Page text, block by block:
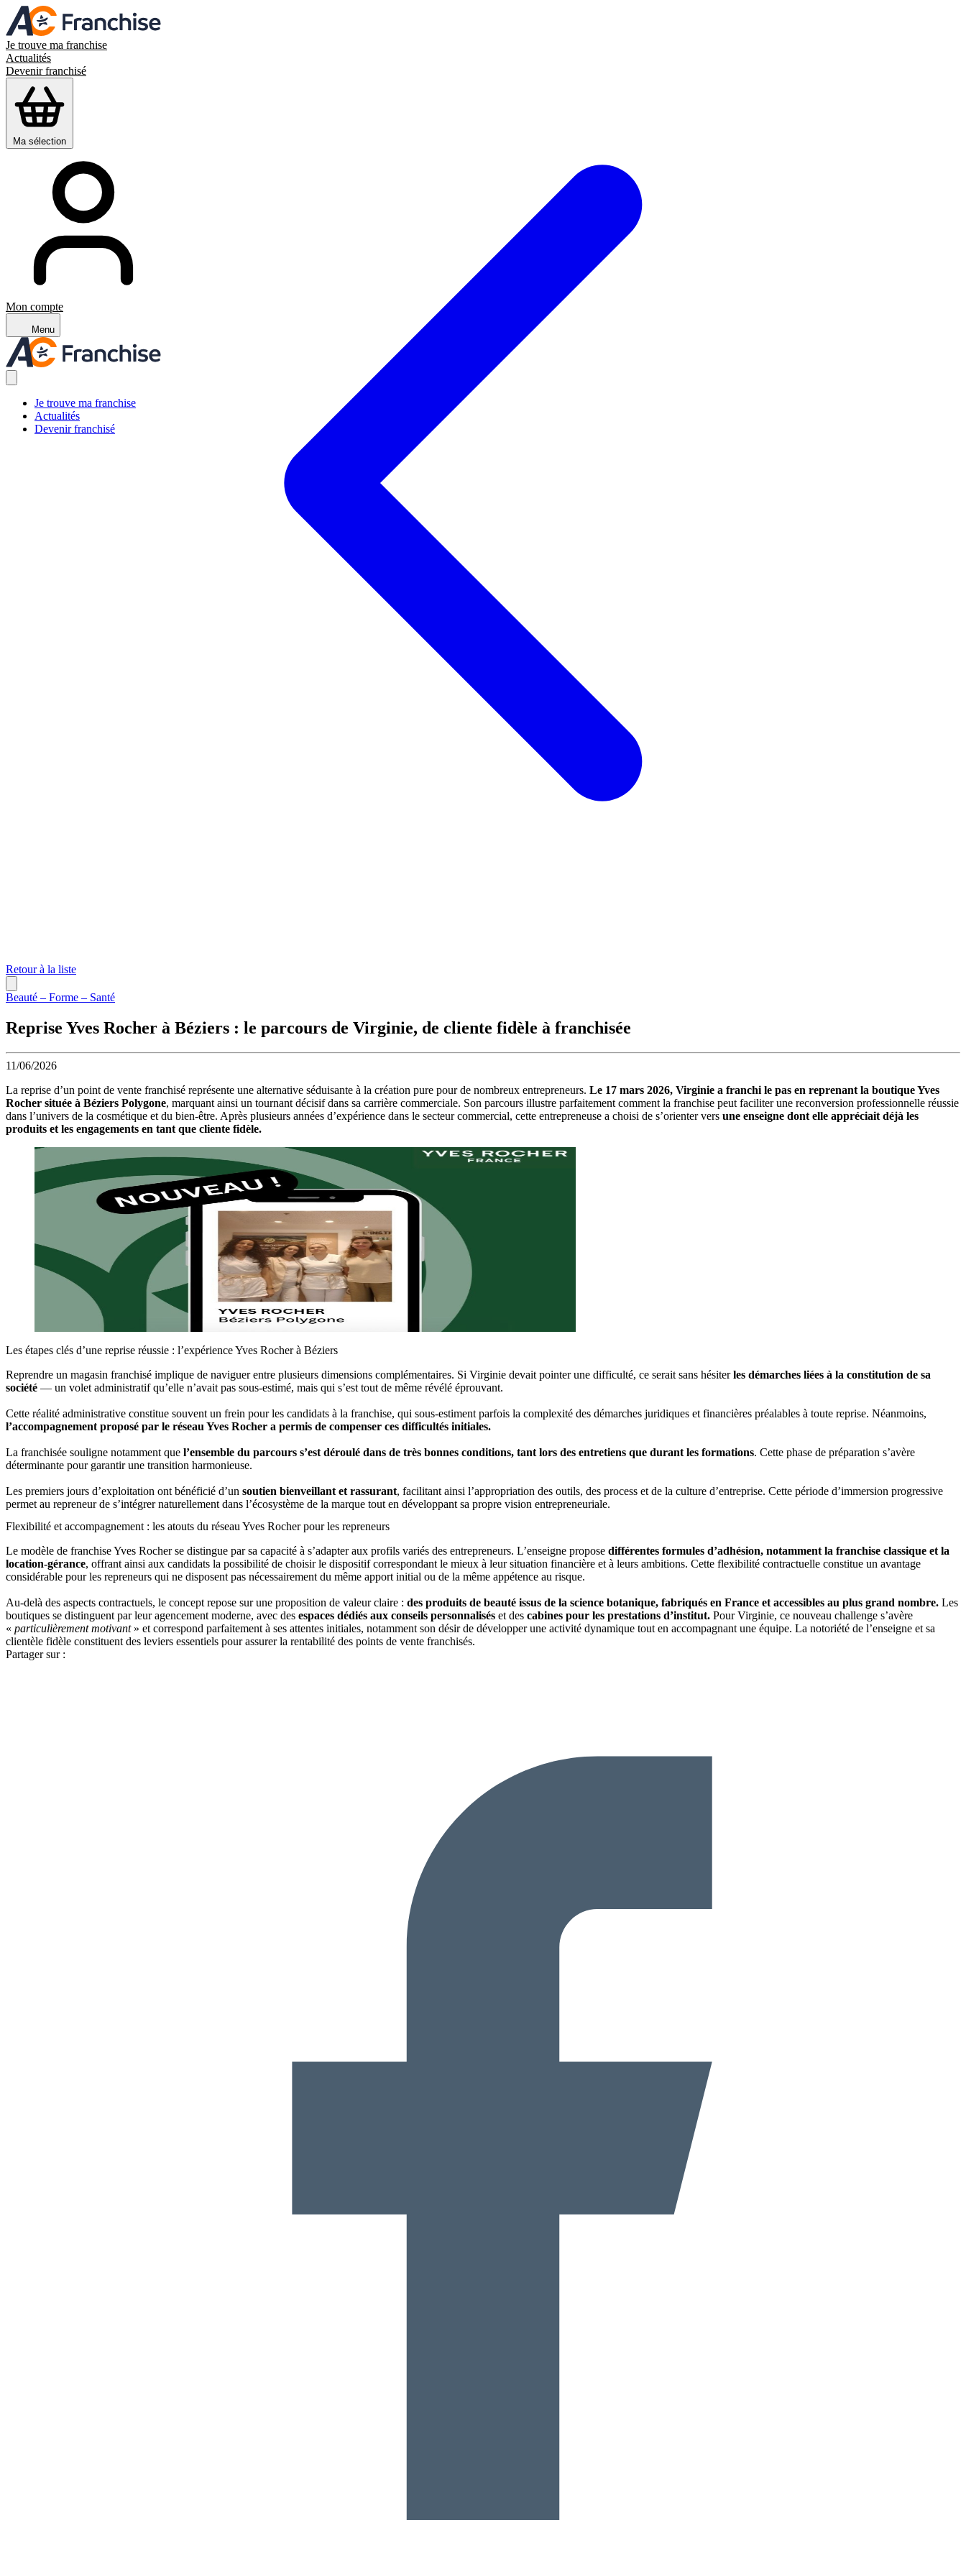
Je trouve ma franchise
Actualités
Devenir franchisé
Ma sélection
Mon compte
Menu
Je trouve ma franchise
Actualités
Devenir franchisé
Retour à la liste
Beauté – Forme – Santé
Reprise Yves Rocher à Béziers : le parcours de Virginie, de cliente fidèle à franchisée
11/06/2026
La reprise d’un point de vente franchisé représente une alternative séduisante à la création pure pour de nombreux entrepreneurs. Le 17 mars 2026, Virginie a franchi le pas en reprenant la boutique Yves
Rocher située à Béziers Polygone, marquant ainsi un tournant décisif dans sa carrière commerciale. Son parcours illustre parfaitement comment la franchise peut faciliter une reconversion professionnelle réussie
dans l’univers de la cosmétique et du bien-être. Après plusieurs années d’expérience dans le secteur commercial, cette entrepreneuse a choisi de s’orienter vers une enseigne dont elle appréciait déjà les
produits et les engagements en tant que cliente fidèle.
Les étapes clés d’une reprise réussie : l’expérience Yves Rocher à Béziers
Reprendre un magasin franchisé implique de naviguer entre plusieurs dimensions complémentaires. Si Virginie devait pointer une difficulté, ce serait sans hésiterles démarches liées à la constitution de sa
société — un volet administratif qu’elle n’avait pas sous-estimé, mais qui s’est tout de même révélé éprouvant.
Cette réalité administrative constitue souvent un frein pour les candidats à la franchise, qui sous-estiment parfois la complexité des démarches juridiques et financières préalables à toute reprise. Néanmoins,
l’accompagnement proposé par le réseau Yves Rocher a permis de compenser ces difficultés initiales.
La franchisée souligne notamment que l’ensemble du parcours s’est déroulé dans de très bonnes conditions, tant lors des entretiens que durant les formations. Cette phase de préparation s’avère
déterminante pour garantir une transition harmonieuse.
Les premiers jours d’exploitation ont bénéficié d’un soutien bienveillant et rassurant, facilitant ainsi l’appropriation des outils, des process et de la culture d’entreprise. Cette période d’immersion progressive
permet au repreneur de s’intégrer naturellement dans l’écosystème de la marque tout en développant sa propre vision entrepreneuriale.
Flexibilité et accompagnement : les atouts du réseau Yves Rocher pour les repreneurs
Le modèle de franchise Yves Rocher se distingue par sa capacité à s’adapter aux profils variés des entrepreneurs. L’enseigne propose différentes formules d’adhésion, notamment la franchise classique et la
location-gérance, offrant ainsi aux candidats la possibilité de choisir le dispositif correspondant le mieux à leur situation financière et à leurs ambitions. Cette flexibilité contractuelle constitue un avantage
considérable pour les repreneurs qui ne disposent pas nécessairement du même apport initial ou de la même appétence au risque.
Au-delà des aspects contractuels, le concept repose sur une proposition de valeur claire : des produits de beauté issus de la science botanique, fabriqués en France et accessibles au plus grand nombre. Les
boutiques se distinguent par leur agencement moderne, avec des espaces dédiés aux conseils personnalisés et des cabines pour les prestations d’institut. Pour Virginie, ce nouveau challenge s’avère
« particulièrement motivant» et correspond parfaitement à ses attentes initiales, notamment son désir de développer une activité dynamique tout en accompagnant une équipe. La notoriété de l’enseigne et sa
clientèle fidèle constituent des leviers essentiels pour assurer la rentabilité des points de vente franchisés.
Partager sur :